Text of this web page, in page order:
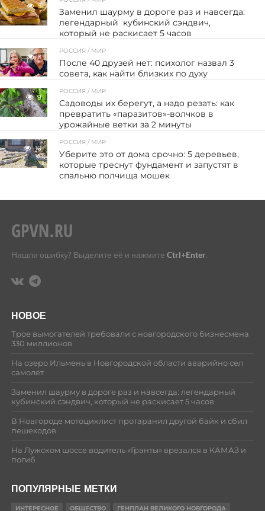
5
Заменил шаурму в дороге раз и навсегда:
легендарный кубинский сэндвич,
который не раскисает 5 часов
3
РОССИЯ / МИР
После 40 друзей нет: психолог назвал 3
совета, как найти близких по духу
9
РОССИЯ / МИР
Садоводы их берегут, а надо резать: как
превратить «паразитов»-волчков в
урожайные ветки за 2 минуты
10
РОССИЯ / МИР
Уберите это от дома срочно: 5 деревьев,
которые треснут фундамент и запустят в
спальню полчища мошек
Нашли ошибку? Выделите её и нажмите Ctrl+Enter.
НОВОЕ
Трое вымогателей требовали с новгородского бизнесмена
330 миллионов
На озеро Ильмень в Новгородской области аварийно сел
самолёт
Заменил шаурму в дороге раз и навсегда: легендарный
кубинский сэндвич, который не раскисает 5 часов
В Новгороде мотоциклист протаранил другой байк и сбил
пешеходов
На Лужском шоссе водитель «Гранты» врезался в КАМАЗ и
погиб
ПОПУЛЯРНЫЕ МЕТКИ
ИНТЕРЕСНОЕ ОБЩЕСТВО ГЕНПЛАН ВЕЛИКОГО НОВГОРОДА